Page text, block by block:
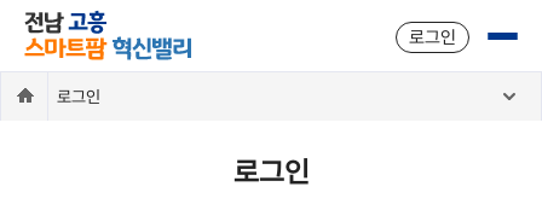
주메뉴 바로가기
본문 바로가기
로그인
로그인
로그인